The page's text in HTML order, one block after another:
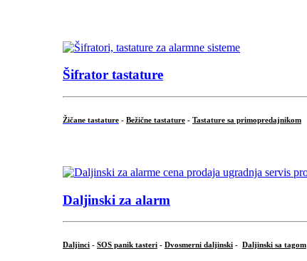
Šifrator tastature
Žičane tastature - Bežične tastature - Tastature sa primopredajnikom
Daljinski za alarm
Daljinci - SOS panik tasteri - Dvosmerni daljinski - Daljinski sa tagom